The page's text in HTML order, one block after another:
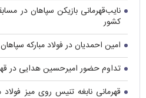
نایب‌قهرمانی بازیکن سپاهان در
کشور
امین احمدیان در فولاد مبارکه
تداوم حضور امیرحسین هدایی در
قهرمانی نابغه تنیس روی میز فولاد